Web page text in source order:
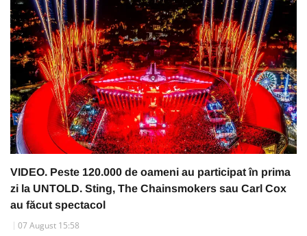
VIDEO. Peste 120.000 de oameni au participat în prima
zi la UNTOLD. Sting, The Chainsmokers sau Carl Cox
au făcut spectacol
07 August 15:58